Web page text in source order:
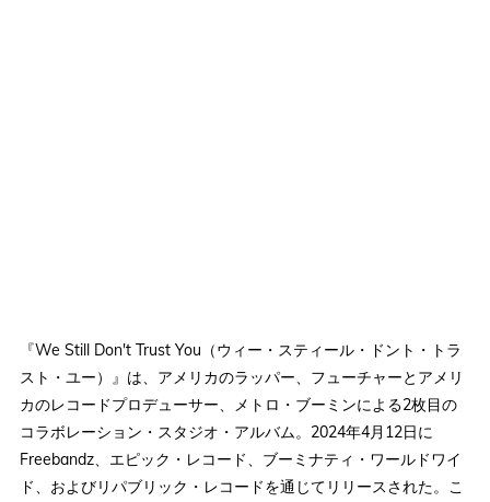
『We Still Don't Trust You（ウィー・スティール・ドント・トラ
スト・ユー）』は、アメリカのラッパー、フューチャーとアメリ
カのレコードプロデューサー、メトロ・ブーミンによる2枚目の
コラボレーション・スタジオ・アルバム。2024年4月12日に
Freebandz、エピック・レコード、ブーミナティ・ワールドワイ
ド、およびリパブリック・レコードを通じてリリースされた。こ